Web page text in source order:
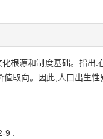
根源和制度基础。指出
取向。因此,人口出生
.